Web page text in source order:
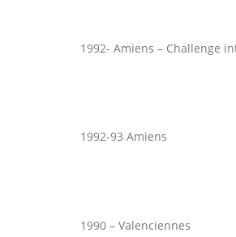
1992- Amiens – Challenge
1992-93 Amiens
1990 – Valenciennes